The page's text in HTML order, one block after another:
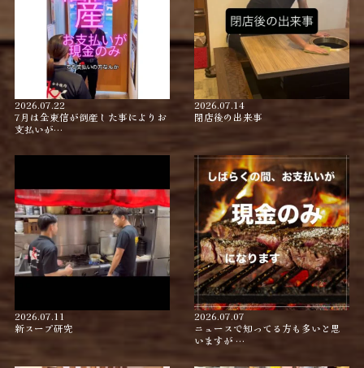
2026.07.22
7月は全東信が倒産した事によりお
支払いが…
2026.07.14
閉店後の出来事
2026.07.11
新スープ研究
2026.07.07
ニュースで知ってる方も多いと思
いますが …